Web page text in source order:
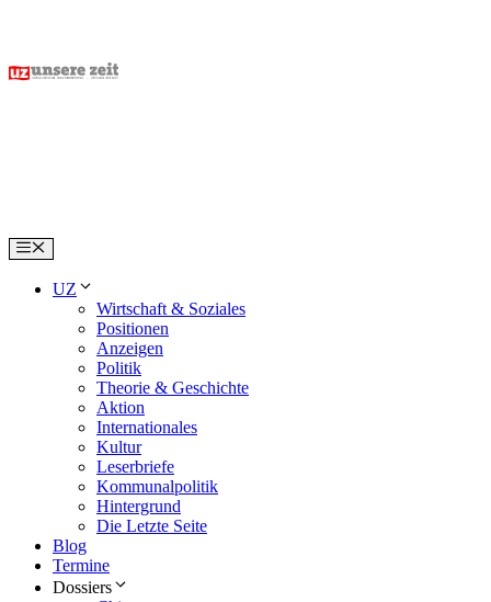
content
Menu
UZ
Wirtschaft & Soziales
Positionen
Anzeigen
Politik
Theorie & Geschichte
Aktion
Internationales
Kultur
Leserbriefe
Kommunalpolitik
Hintergrund
Die Letzte Seite
Blog
Termine
Dossiers